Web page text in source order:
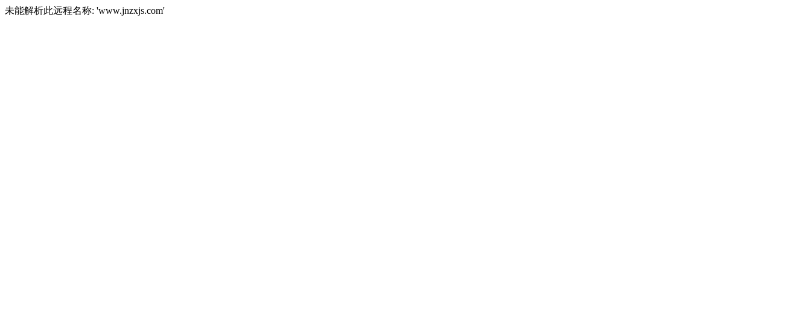
未能解析此远程名称: 'www.jnzxjs.com'